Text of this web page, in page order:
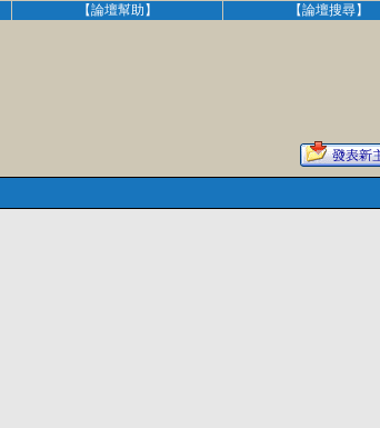
【論壇幫助】 【論壇搜尋】